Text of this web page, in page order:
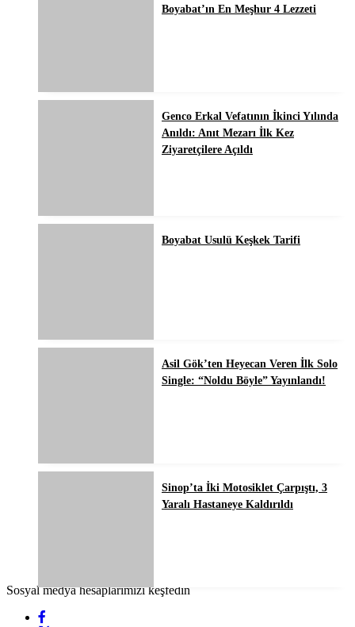
Boyabat’ın En Meşhur 4 Lezzeti
Genco Erkal Vefatının İkinci Yılında
Anıldı: Anıt Mezarı İlk Kez
Ziyaretçilere Açıldı
Boyabat Usulü Keşkek Tarifi
Asil Gök’ten Heyecan Veren İlk Solo
Single: “Noldu Böyle” Yayınlandı!
Sinop’ta İki Motosiklet Çarpıştı, 3
Yaralı Hastaneye Kaldırıldı
Sosyal medya hesaplarımızı keşfedin